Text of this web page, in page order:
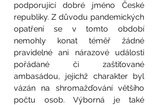
podporující dobré jméno České
republiky. Z důvodu pandemických
opatření se v tomto období
nemohly konat téměř žádné
pravidelné ani nárazové události
pořádané či zaštiťované
ambasádou, jejichž charakter byl
vázán na shromažďování většího
počtu osob. Výborná je také